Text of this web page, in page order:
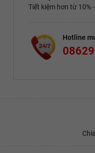
Tiết kiệm hơn từ 10%
Hotline